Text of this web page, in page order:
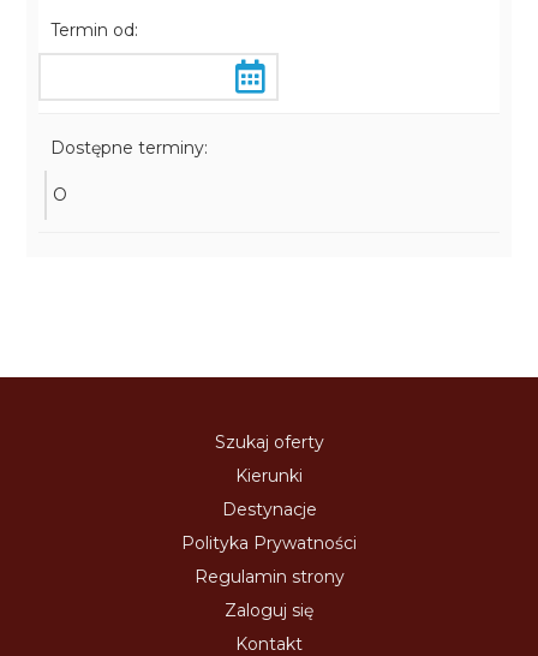
Termin od:
Dostępne terminy:
O
Szukaj oferty
Kierunki
Destynacje
Polityka Prywatności
Regulamin strony
Zaloguj się
Kontakt